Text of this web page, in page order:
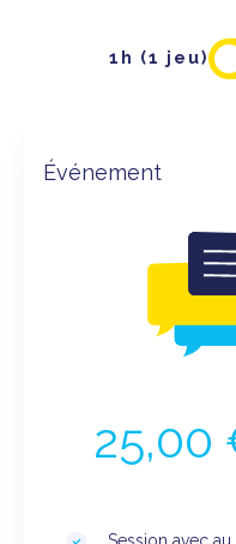
1h (1 jeu)
Événement
25,00